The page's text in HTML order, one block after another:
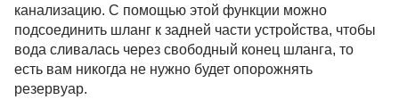
канализацию. С помощью этой функции можно
подсоединить шланг к задней части устройства, чтобы
вода сливалась через свободный конец шланга, то
есть вам никогда не нужно будет опорожнять
резервуар.